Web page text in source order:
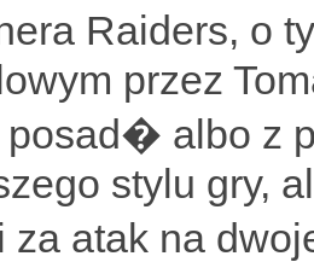
Raiders, o
przez
albo z
stylu gry,
atak na